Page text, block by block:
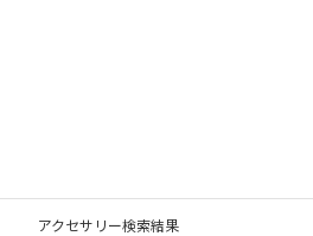
アクセサリー検索結果